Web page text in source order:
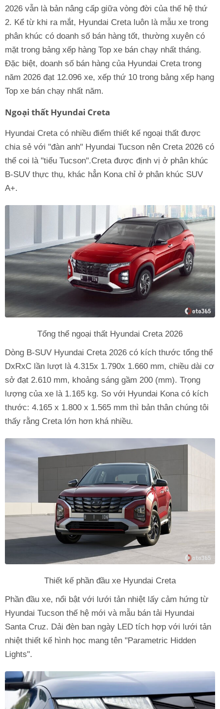
2026 vẫn là bản nâng cấp giữa vòng đời của thế hệ thứ
2. Kể từ khi ra mắt, Hyundai Creta luôn là mẫu xe trong
phân khúc có doanh số bán hàng tốt, thường xuyên có
mặt trong bảng xếp hàng Top xe bán chạy nhất tháng.
Đặc biệt, doanh số bán hàng của Hyundai Creta trong
năm 2026 đạt 12.096 xe, xếp thứ 10 trong bảng xếp hạng
Top xe bán chạy nhất năm.
Ngoại thất Hyundai Creta
Hyundai Creta có nhiều điểm thiết kế ngoại thất được
chia sẻ với "đàn anh" Hyundai Tucson nên Creta 2026 có
thể coi là "tiểu Tucson".Creta được định vị ở phân khúc
B-SUV thực thụ, khác hẳn Kona chỉ ở phân khúc SUV
A+.
Tổng thể ngoại thất Hyundai Creta 2026
Dòng B-SUV Hyundai Creta 2026 có kích thước tổng thể
DxRxC lần lượt là 4.315x 1.790x 1.660 mm, chiều dài cơ
sở đạt 2.610 mm, khoảng sáng gầm 200 (mm). Trọng
lượng của xe là 1.165 kg. So với Hyundai Kona có kích
thước: 4.165 x 1.800 x 1.565 mm thì bản thân chúng tôi
thấy rằng Creta lớn hơn khá nhiều.
Thiết kế phần đầu xe Hyundai Creta
Phần đầu xe, nổi bật với lưới tản nhiệt lấy cảm hứng từ
Hyundai Tucson thế hệ mới và mẫu bán tải Hyundai
Santa Cruz. Dải đèn ban ngày LED tích hợp với lưới tản
nhiệt thiết kế hình học mang tên "Parametric Hidden
Lights".